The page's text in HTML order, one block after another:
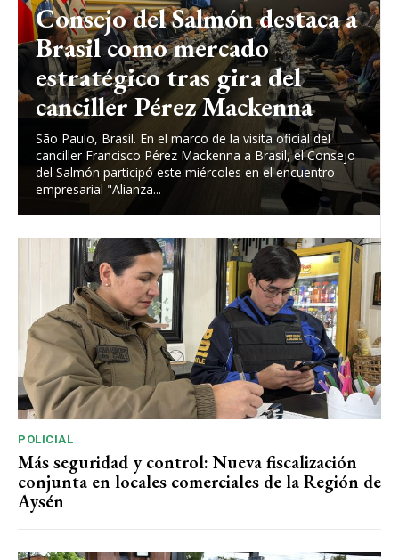
Consejo del Salmón destaca a
Brasil como mercado
estratégico tras gira del
canciller Pérez Mackenna
São Paulo, Brasil. En el marco de la visita oficial del
canciller Francisco Pérez Mackenna a Brasil, el Consejo
del Salmón participó este miércoles en el encuentro
empresarial "Alianza...
POLICIAL
Más seguridad y control: Nueva fiscalización
conjunta en locales comerciales de la Región de
Aysén